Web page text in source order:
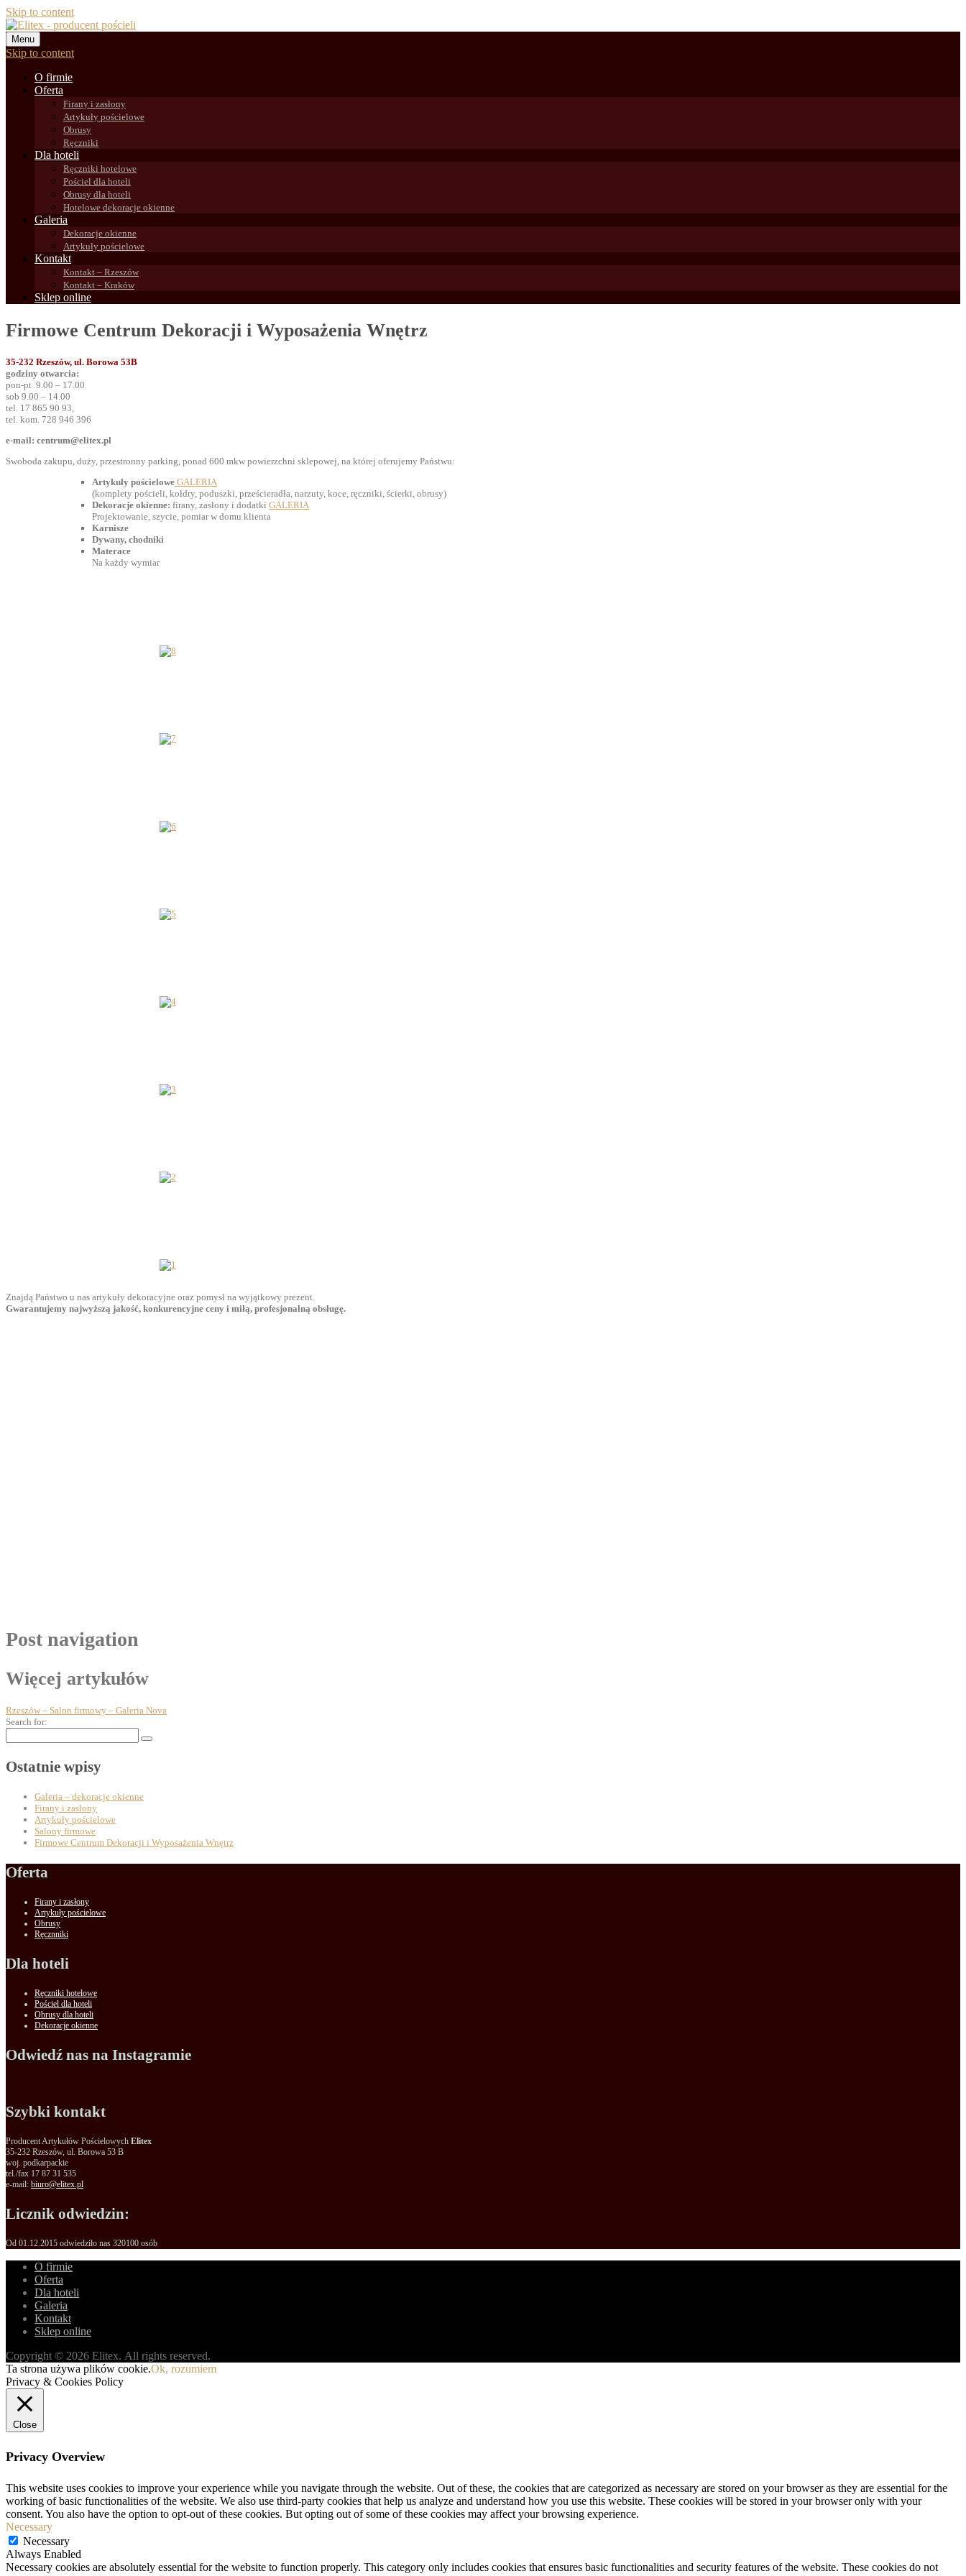
Skip to content
Menu
Skip to content
O firmie
Oferta
Firany i zasłony
Artykuły pościelowe
Obrusy
Ręczniki
Dla hoteli
Ręczniki hotelowe
Pościel dla hoteli
Obrusy dla hoteli
Hotelowe dekoracje okienne
Galeria
Dekoracje okienne
Artykuły pościelowe
Kontakt
Kontakt – Rzeszów
Kontakt – Kraków
Sklep online
Firmowe Centrum Dekoracji i Wyposażenia Wnętrz
35-232 Rzeszów, ul. Borowa 53B
godziny otwarcia:
pon-pt 9.00 – 17.00
sob 9.00 – 14.00
tel. 17 865 90 93,
tel. kom. 728 946 396
e-mail: centrum@elitex.pl
Swoboda zakupu, duży, przestronny parking, ponad 600 mkw powierzchni sklepowej, na której oferujemy Państwu:
Artykuły pościelowe GALERIA
(komplety pościeli, kołdry, poduszki, prześcieradła, narzuty, koce, ręczniki, ścierki, obrusy)
Dekoracje okienne: firany, zasłony i dodatki GALERIA
Projektowanie, szycie, pomiar w domu klienta
Karnisze
Dywany, chodniki
Materace
Na każdy wymiar
Znajdą Państwo u nas artykuły dekoracyjne oraz pomysł na wyjątkowy prezent.
Gwarantujemy najwyższą jakość, konkurencyjne ceny i miłą, profesjonalną obsługę.
Post navigation
Więcej artykułów
Rzeszów – Salon firmowy – Galeria Nova
Search for:
Ostatnie wpisy
Galeria – dekoracje okienne
Firany i zasłony
Artykuły pościelowe
Salony firmowe
Firmowe Centrum Dekoracji i Wyposażenia Wnętrz
Oferta
Firany i zasłony
Artykuły pościelowe
Obrusy
Ręcznniki
Dla hoteli
Ręczniki hotelowe
Pościel dla hoteli
Obrusy dla hoteli
Dekoracje okienne
Odwiedź nas na Instagramie
Szybki kontakt
Producent Artykułów Pościelowych Elitex
35-232 Rzeszów, ul. Borowa 53 B
woj. podkarpackie
tel./fax 17 87 31 535
e-mail: biuro@elitex.pl
Licznik odwiedzin:
Od 01.12.2015 odwiedziło nas 320100 osób
O firmie
Oferta
Dla hoteli
Galeria
Kontakt
Sklep online
Copyright © 2026 Elitex. All rights reserved.
Ta strona używa plików cookie.Ok, rozumiem
Privacy & Cookies Policy
Close
Privacy Overview
This website uses cookies to improve your experience while you navigate through the website. Out of these, the cookies that are categorized as necessary are stored on your browser as they are essential for the
working of basic functionalities of the website. We also use third-party cookies that help us analyze and understand how you use this website. These cookies will be stored in your browser only with your
consent. You also have the option to opt-out of these cookies. But opting out of some of these cookies may affect your browsing experience.
Necessary
Necessary
Always Enabled
Necessary cookies are absolutely essential for the website to function properly. This category only includes cookies that ensures basic functionalities and security features of the website. These cookies do not